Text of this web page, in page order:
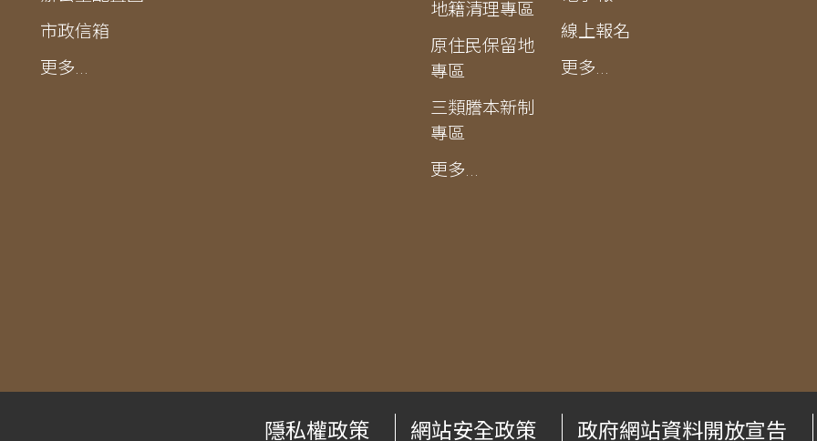
市政信箱
更多...
地籍清理專區
原住民保留地
專區
三類謄本新制
專區
更多...
線上報名
更多...
隱私權政策 網站安全政策 政府網站資料開放宣告